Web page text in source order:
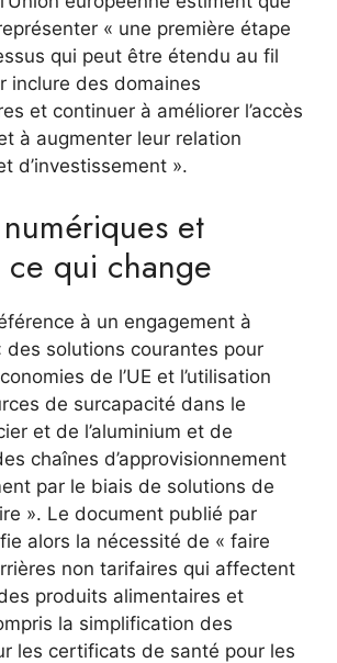
« une première étape
qui peut être étendu au fil
inclure des domaines
et continuer à améliorer l’accès
à augmenter leur relation
d’investissement ».
et
qui change
à un engagement à
des solutions courantes pour
de l’UE et l’utilisation
de surcapacité dans le
et de l’aluminium et de
chaînes d’approvisionnement
par le biais de solutions de
». Le document publié par
alors la nécessité de « faire
non tarifaires qui affectent
produits alimentaires et
la simplification des
les certificats de santé pour les